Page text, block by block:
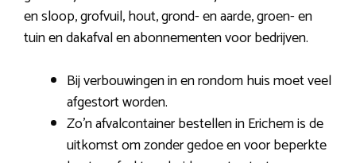
en sloop, grofvuil, hout, grond- en aarde, groen- en
tuin en dakafval en abonnementen voor bedrijven.
Bij verbouwingen in en rondom huis moet veel
afgestort worden.
Zo’n afvalcontainer bestellen in Erichem is de
uitkomst om zonder gedoe en voor beperkte